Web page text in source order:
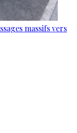
massifs vers